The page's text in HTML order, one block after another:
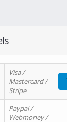
Visa /
Mastercard /
Stripe
Paypal /
Webmoney /